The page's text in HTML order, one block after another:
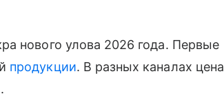
нового улова 2026 года. Первые
продукции. В разных каналах цена